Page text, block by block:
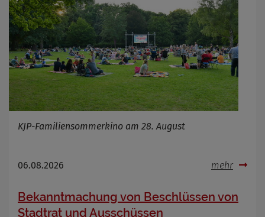
KJP-Familiensommerkino am 28. August
06.08.2026 mehr
Bekanntmachung von Beschlüssen von
Stadtrat und Ausschüssen